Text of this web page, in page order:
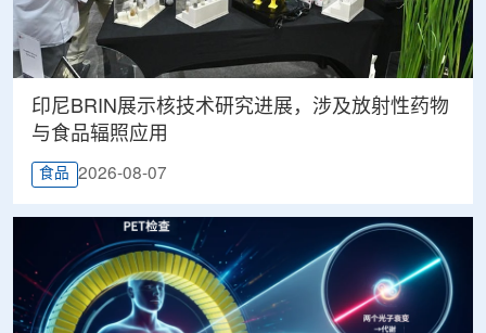
印尼BRIN展示核技术研究进展，涉及放射性药物
与食品辐照应用
食品 2026-08-07